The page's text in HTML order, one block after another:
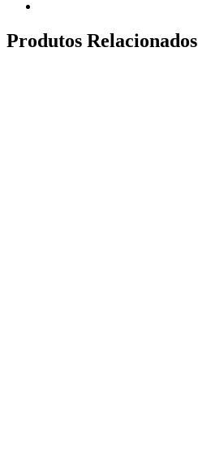
Produtos Relacionados